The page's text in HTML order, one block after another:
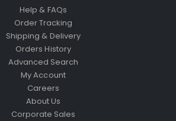
Help & FAQs
Order Tracking
Shipping & Delivery
Orders History
Advanced Search
My Account
Careers
About Us
Corporate Sales